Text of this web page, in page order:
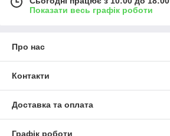
Показати весь графік роботи
Про нас
Контакти
Доставка та оплата
Графік роботи